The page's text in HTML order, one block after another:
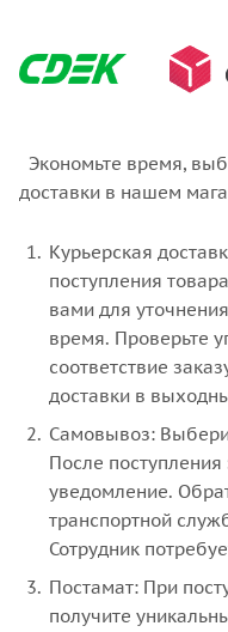
Экономьте время,
доставки в нашем
Курьерская
поступления
вами для
время. Проверьте
соответствие
доставки в
Самовывоз:
После поступления
уведомление.
транспортной
Сотрудник
Постамат: При
получите